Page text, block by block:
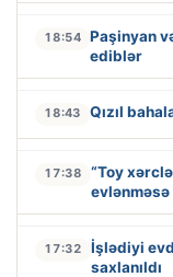
18:54 Paşinyan
ediblər
18:43 Qızıl
17:38
“Toy
evlənməsə
17:32
İşlədiyi
saxlanıldı